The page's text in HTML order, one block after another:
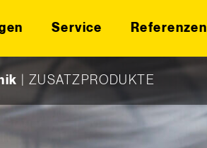
Service Referenzen
ZUSATZPRODUKTE